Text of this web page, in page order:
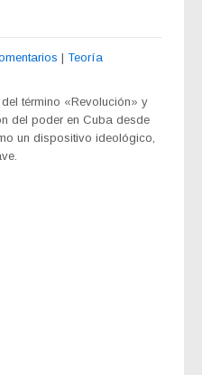
| Teoría
término «Revolución» y
del poder en Cuba desde
un dispositivo ideológico,